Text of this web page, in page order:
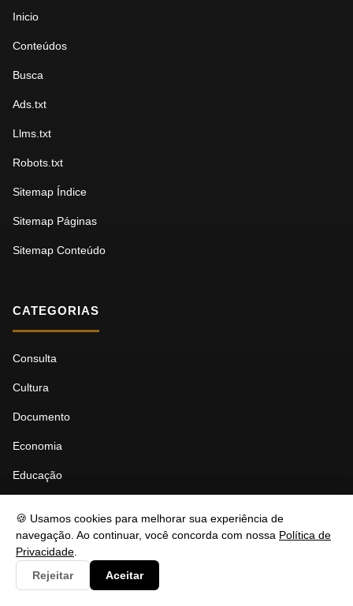
🍪 Usamos cookies para melhorar sua experiência de
navegação. Ao continuar, você concorda com nossa Política de
Privacidade
Rejeitar
Aceitar
Inicio
Conteúdos
Busca
Ads.txt
Llms.txt
Robots.txt
Sitemap Índice
Sitemap Páginas
Sitemap Conteúdo
CATEGORIAS
Consulta
Cultura
Documento
Economia
Educação
Eventos
Governo
Interpretacao